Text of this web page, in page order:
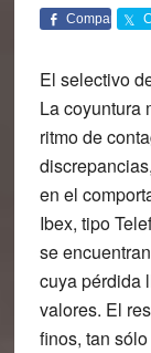
Comparte
El selectivo
La coyuntura
ritmo de
en el
Ibex, tipo
se
cuya pérdida
valores. El
finos, tan